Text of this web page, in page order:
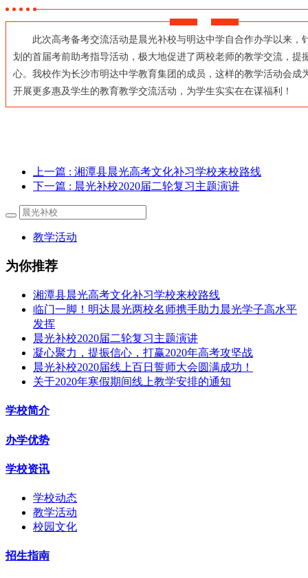
此次高考备考交流活动是晨光补校与明达中学自合作办学以来，
划的首届考前助考指导活动，极大地促进了两校老师的教学交流，提
心。我校作为长沙市明达中学教育集团的成员，这样的教学活动会成
开展更多惠及学生的教育教学交流活动，为学生实实在在谋福利！
上一篇 : 湘潭县晨光高考文化补习学校来校路线
下一篇 : 晨光补校2020届二轮复习主题演讲
教学活动
为你推荐
湘潭县晨光高考文化补习学校来校路线
临门一脚！明达晨光两校名师携手助力晨光学子高水平
发挥
晨光补校2020届二轮复习主题演讲
凝心聚力，提振信心，打赢2020年高考攻坚战
晨光补校2020届线上百日誓师大会圆满成功！
关于2020年寒假期间线上教学安排的通知
学校简介
办学优势
学校资讯
学校动态
教学活动
校园文化
招生指南